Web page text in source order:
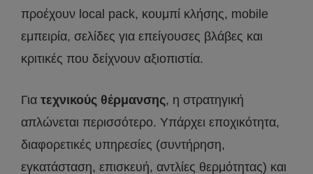
προέχουν local pack, κουμπί κλήσης, mobile
εμπειρία, σελίδες για επείγουσες βλάβες και
κριτικές που δείχνουν αξιοπιστία.
Για τεχνικούς θέρμανσης, η στρατηγική
απλώνεται περισσότερο. Υπάρχει εποχικότητα,
διαφορετικές υπηρεσίες (συντήρηση,
εγκατάσταση, επισκευή, αντλίες θερμότητας) και